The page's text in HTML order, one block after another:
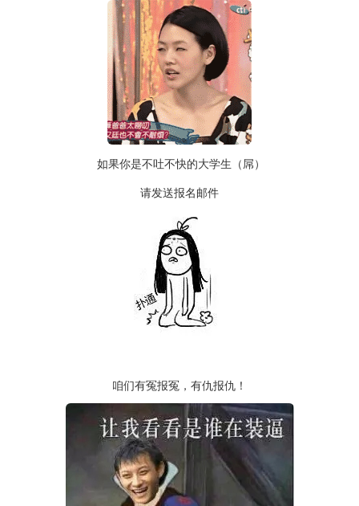
如果你是不吐不快的大学生（屌）
请发送报名邮件
咱们有冤报冤，有仇报仇！